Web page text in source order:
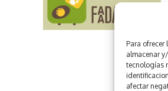
Para ofrecer
almacenar
tecnologías
afectar